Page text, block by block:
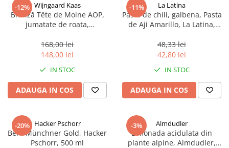
-12% Wijngaard Kaas
Brânză Tête de Moine AOP,
jumatate de roata,
168,00 lei
148,00 lei
IN STOC
ADAUGA IN COS
-11% La Latina
Pasta de chili, galbena, Pasta
de Aji Amarillo, La Latina,
48,33 lei
42,80 lei
IN STOC
ADAUGA IN COS
-20% Hacker Pschorr
Bere Münchner Gold, Hacker
Pschorr, 500 ml
-3% Almdudler
Limonada acidulata din
plante alpine, Almdudler,